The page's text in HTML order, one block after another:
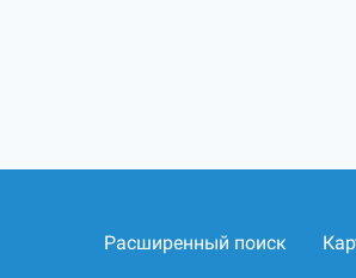
Расширенный поиск